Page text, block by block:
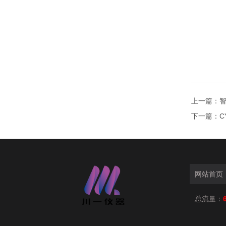
上一篇：
下一篇：
网站首页
总流量：